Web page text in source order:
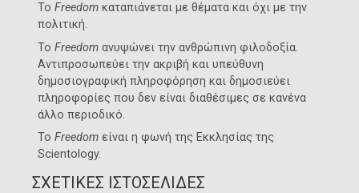
ΤοFreedom καταπιάνεται με θέματα και όχι με την
πολιτική.
ΤοFreedom ανυψώνει την ανθρώπινη φιλοδοξία.
Αντιπροσωπεύει την ακριβή και υπεύθυνη
δημοσιογραφική πληροφόρηση και δημοσιεύει
πληροφορίες που δεν είναι διαθέσιμες σε κανένα
άλλο περιοδικό.
ΤοFreedom είναι η φωνή της Εκκλησίας της
Scientology.
ΣΧΕΤΙΚΕΣ ΙΣΤΟΣΕΛΙΔΕΣ